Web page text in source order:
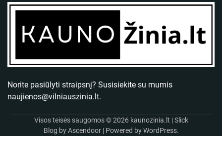
Norite pasiūlyti straipsnį? Susisiekite su mumis
naujienos@vilniauszinia.lt.
Visos teisės saugomos © 2026 kaunozinia.lt | Slick
Blog byAscendoor| Powered byWordPress.